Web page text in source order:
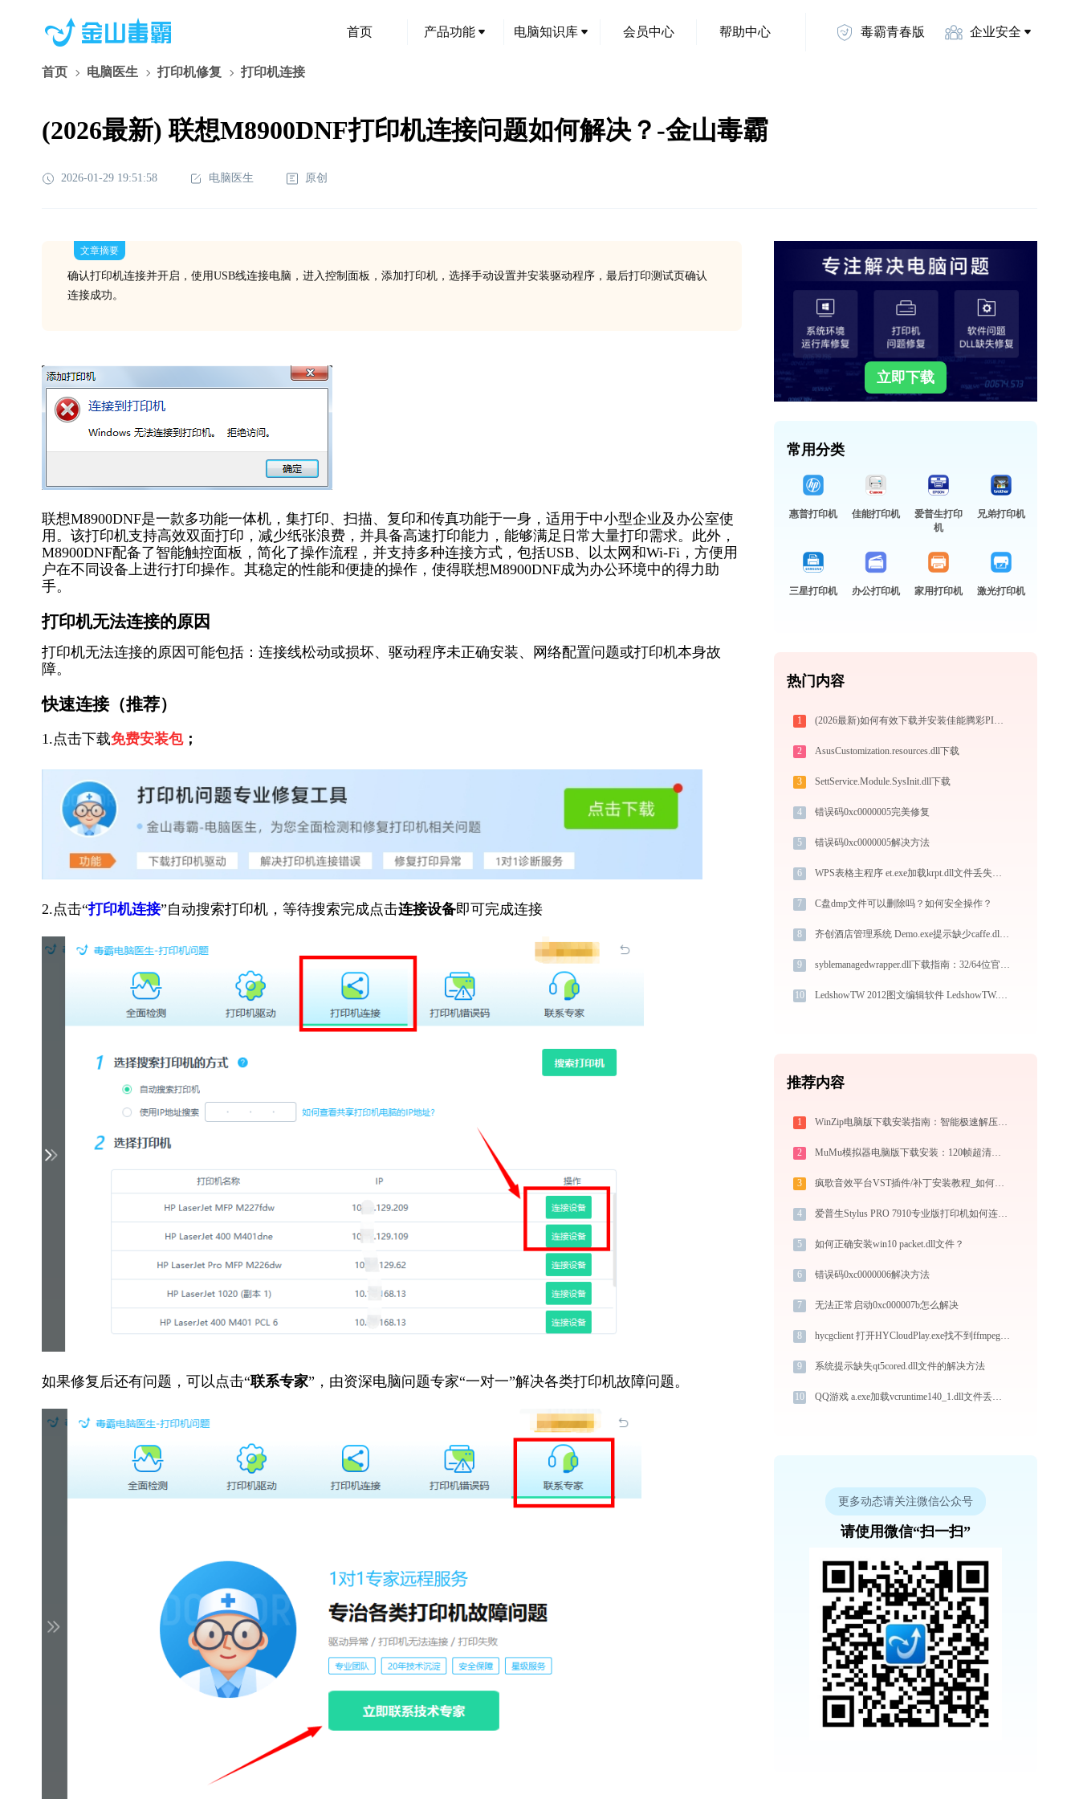
首页 产品功能 电脑知识库 会员中心 帮助中心 毒霸青春版 企业安全
首页 电脑医生 打印机修复 打印机连接
(2026最新) 联想M8900DNF打印机连接问题如何解决？-金山毒霸
2026-01-29 19:51:58 电脑医生 原创
文章摘要
确认打印机连接并开启，使用USB线连接电脑，进入控制面板，添加打印机，选择手动设置并安装驱动程序，最后打印测试页确认
连接成功。
联想M8900DNF是一款多功能一体机，集打印、扫描、复印和传真功能于一身，适用于中小型企业及办公室使
用。该打印机支持高效双面打印，减少纸张浪费，并具备高速打印能力，能够满足日常大量打印需求。此外，
M8900DNF配备了智能触控面板，简化了操作流程，并支持多种连接方式，包括USB、以太网和Wi-Fi，方便用
户在不同设备上进行打印操作。其稳定的性能和便捷的操作，使得联想M8900DNF成为办公环境中的得力助
手。
打印机无法连接的原因
打印机无法连接的原因可能包括：连接线松动或损坏、驱动程序未正确安装、网络配置问题或打印机本身故
障。
快速连接（推荐）
1.点击下载免费安装包；
2.点击“打印机连接”自动搜索打印机，等待搜索完成点击连接设备即可完成连接
如果修复后还有问题，可以点击“联系专家”，由资深电脑问题专家“一对一”解决各类打印机故障问题。
立即下载
常用分类
惠普打印机 佳能打印机
爱普生打印
机
兄弟打印机
三星打印机 办公打印机 家用打印机 激光打印机
热门内容
1 (2026最新)如何有效下载并安装佳能腾彩PIXMA iP2880打印机驱动？全方位指导手册
2 AsusCustomization.resources.dll下载
3 SettService.Module.SysInit.dll下载
4 错误码0xc0000005完美修复
5 错误码0xc0000005解决方法
6 WPS表格主程序 et.exe加载krpt.dll文件丢失处理办法
7 C盘dmp文件可以删除吗？如何安全操作？
8 齐创酒店管理系统 Demo.exe提示缺少caffe.dll文件的解决办法
9 syblemanagedwrapper.dll下载指南：32/64位官方免费版解决DLL缺失问题
10 LedshowTW 2012图文编辑软件 LedshowTW.exe加载sun_show.dll文件丢失处理办法
推荐内容
1 WinZip电脑版下载安装指南：智能极速解压缩与文件加密安全管控专家
2 MuMu模拟器电脑版下载安装：120帧超清极速运行，电脑玩手游的装机必备神器
3 疯歌音效平台VST插件/补丁安装教程_如何加载插件效果包
4 爱普生Stylus PRO 7910专业版打印机如何连接？-金山毒霸
5 如何正确安装win10 packet.dll文件？
6 错误码0xc0000006解决方法
7 无法正常启动0xc000007b怎么解决
8 hycgclient 打开HYCloudPlay.exe找不到ffmpeg.dll怎么办
9 系统提示缺失qt5cored.dll文件的解决方法
10 QQ游戏 a.exe加载vcruntime140_1.dll文件丢失处理办法
更多动态请关注微信公众号
请使用微信“扫一扫”